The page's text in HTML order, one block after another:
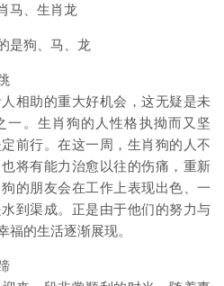
马、生肖龙
是狗、马、龙
相助的重大好机会，这无疑是未
一。生肖狗的人性格执拗而又坚
前行。在这一周，生肖狗的人不
将有能力治愈以往的伤痛，重新
的朋友会在工作上表现出色、一
到渠成。正是由于他们的努力与
福的生活逐渐展现。